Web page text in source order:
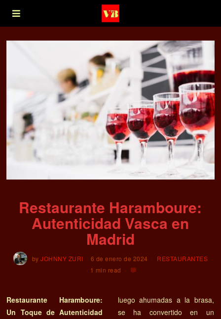
Restaurante Haramboure:
Autenticidad Vasca en
Madrid
byJOHNNY ZURI 6 de enero de 2024
RESTAURANTES
1 min read
Restaurante Haramboure:
Un Toque de Autenticidad
luego ahumadas a la brasa,
se ha convertido en un